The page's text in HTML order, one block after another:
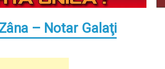
– Notar Galaţi